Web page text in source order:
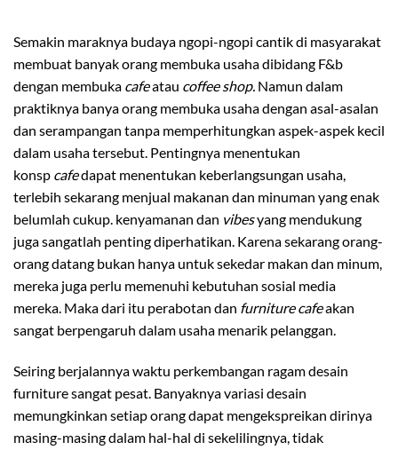
Semakin maraknya budaya ngopi-ngopi cantik di masyarakat
membuat banyak orang membuka usaha dibidang F&b
dengan membuka cafeatau coffee shop. Namun dalam
praktiknya banya orang membuka usaha dengan asal-asalan
dan serampangan tanpa memperhitungkan aspek-aspek kecil
dalam usaha tersebut. Pentingnya menentukan
konsp cafedapat menentukan keberlangsungan usaha,
terlebih sekarang menjual makanan dan minuman yang enak
belumlah cukup. kenyamanan dan vibesyang mendukung
juga sangatlah penting diperhatikan. Karena sekarang orang-
orang datang bukan hanya untuk sekedar makan dan minum,
mereka juga perlu memenuhi kebutuhan sosial media
mereka. Maka dari itu perabotan dan furniture cafeakan
sangat berpengaruh dalam usaha menarik pelanggan.
Seiring berjalannya waktu perkembangan ragam desain
furniture sangat pesat. Banyaknya variasi desain
memungkinkan setiap orang dapat mengekspreikan dirinya
masing-masing dalam hal-hal di sekelilingnya, tidak